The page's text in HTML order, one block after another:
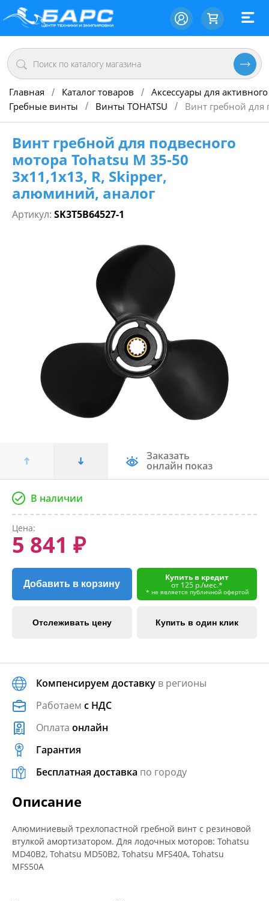
Главная / Каталог товаров / Аксессуары для
Гребные винты
/ Винты TOHATSU / Винт гребной для
Винт гребной для подвесного
мотора Tohatsu M 35-50
3х11,1х13, R, Skipper,
алюминий, аналог
Артикул: SK3T5B64527-1
Заказать
онлайн показ
В наличии
Цена:
5 841 ₽
Добавить в корзину
Купить в кредит
от 125 р./мес.*
* не является публичной офертой
Отслеживать цену Купить в один клик
Компенсируем доставку в регионы
Работаем с НДС
Оплата онлайн
Гарантия
Бесплатная доставка по городу
Описание
Алюминиевый трехлопастной гребной винт с резиновой
втулкой амортизатором. Для лодочных моторов: Tohatsu
MD40B2, Tohatsu MD50B2, Tohatsu MFS40A, Tohatsu
MFS50A